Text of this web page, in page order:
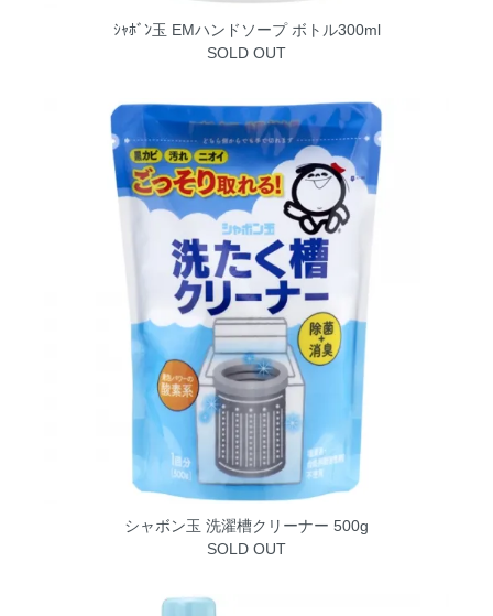
ｼｬﾎﾞﾝ玉 EMハンドソープ ボトル300ml
SOLD OUT
シャボン玉 洗濯槽クリーナー 500g
SOLD OUT